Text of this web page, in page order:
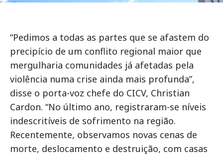
“Pedimos a todas as partes que se afastem do
precipício de um conflito regional maior que
mergulharia comunidades já afetadas pela
violência numa crise ainda mais profunda”,
disse o porta-voz chefe do CICV, Christian
Cardon. “No último ano, registraram-se níveis
indescritíveis de sofrimento na região.
Recentemente, observamos novas cenas de
morte, deslocamento e destruição, com casas